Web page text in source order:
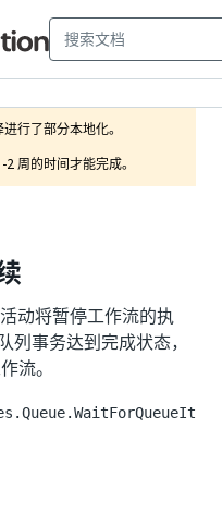
行了部分本地化。
周的时间才能完成。
动将暂停工作流的执
事务达到完成状态，
流。